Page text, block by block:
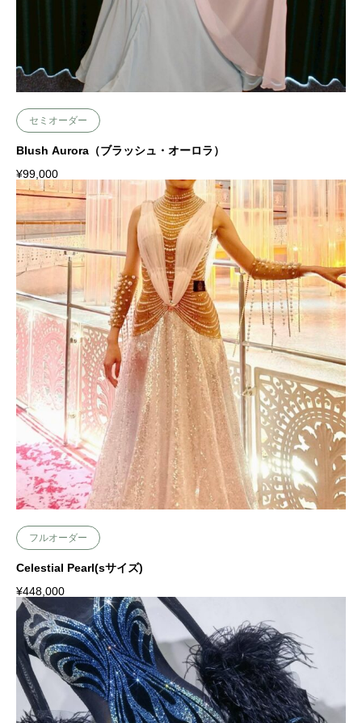
セミオーダー
Blush Aurora（ブラッシュ・オーロラ）
¥99,000
フルオーダー
Celestial Pearl(sサイズ)
¥448,000